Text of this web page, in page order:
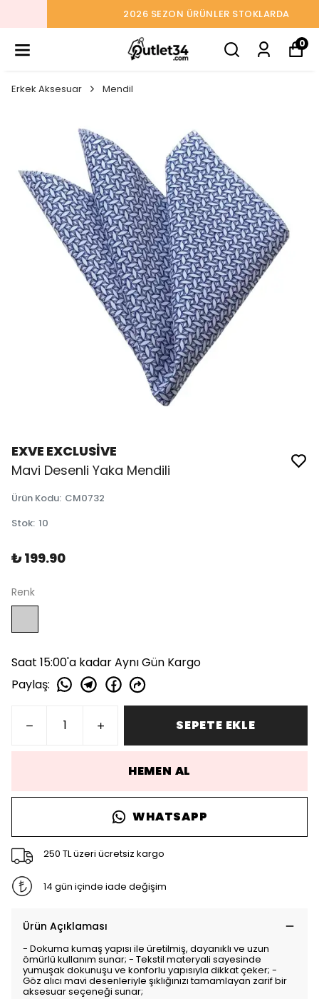
2026 SEZON ÜRÜNLER STOKLARDA
0
Erkek Aksesuar Mendil
EXVE EXCLUSİVE
Mavi Desenli Yaka Mendili
Ürün Kodu: CM0732
Stok: 10
₺ 199.90
Renk
Saat 15:00'a kadar Aynı Gün Kargo
Paylaş:
SEPETE EKLE
HEMEN AL
WHATSAPP
250 TL üzeri ücretsiz kargo
14 gün içinde iade değişim
Ürün Açıklaması
- Dokuma kumaş yapısı ile üretilmiş, dayanıklı ve uzun
ömürlü kullanım sunar; - Tekstil materyali sayesinde
yumuşak dokunuşu ve konforlu yapısıyla dikkat çeker; -
Göz alıcı mavi desenleriyle şıklığınızı tamamlayan zarif bir
aksesuar seçeneği sunar;